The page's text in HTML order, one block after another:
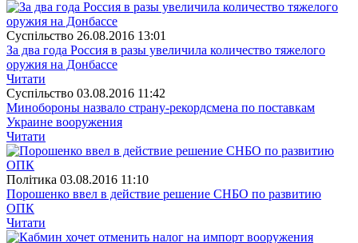
Суспiльство 26.08.2016 13:01
За два года Россия в разы увеличила количество тяжелого
оружия на Донбассе
Читати
Суспiльство 03.08.2016 11:42
Минобороны назвало страну-рекордсмена по поставкам
Украине вооружения
Читати
Полiтика 03.08.2016 11:10
Порошенко ввел в действие решение СНБО по развитию
ОПК
Читати